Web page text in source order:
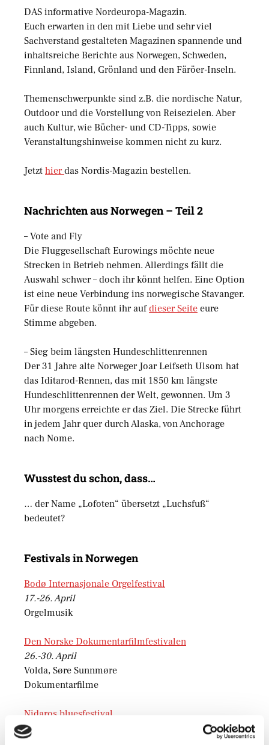
DAS informative Nordeuropa-Magazin.
Euch erwarten in den mit Liebe und sehr viel
Sachverstand gestalteten Magazinen spannende und
inhaltsreiche Berichte aus Norwegen, Schweden,
Finnland, Island, Grönland und den Färöer-Inseln.
Themenschwerpunkte sind z.B. die nordische Natur,
Outdoor und die Vorstellung von Reisezielen. Aber
auch Kultur, wie Bücher- und CD-Tipps, sowie
Veranstaltungshinweise kommen nicht zu kurz.
Jetzt hier das Nordis-Magazin bestellen.
Nachrichten aus Norwegen – Teil 2
– Vote and Fly
Die Fluggesellschaft Eurowings möchte neue
Strecken in Betrieb nehmen. Allerdings fällt die
Auswahl schwer – doch ihr könnt helfen. Eine Option
ist eine neue Verbindung ins norwegische Stavanger.
Für diese Route könnt ihr aufdieser Seite eure
Stimme abgeben.
– Sieg beim längsten Hundeschlittenrennen
Der 31 Jahre alte Norweger Joar Leifseth Ulsom hat
das Iditarod-Rennen, das mit 1850 km längste
Hundeschlittenrennen der Welt, gewonnen. Um 3
Uhr morgens erreichte er das Ziel. Die Strecke führt
in jedem Jahr quer durch Alaska, von Anchorage
nach Nome.
Wusstest du schon, dass…
… der Name „Lofoten“ übersetzt „Luchsfuß“
bedeutet?
Festivals in Norwegen
Bodø Internasjonale Orgelfestival
17.-26. April
Orgelmusik
Den Norske Dokumentarfilmfestivalen
26.-30. April
Volda, Søre Sunnmøre
Dokumentarfilme
Nidaros bluesfestival
19.-23. April
7459 Trondheim